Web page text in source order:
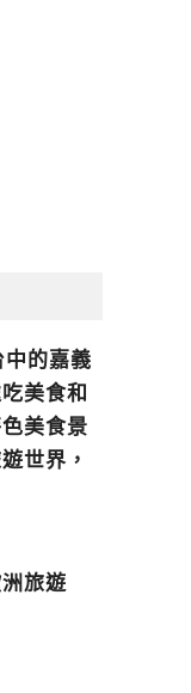
的嘉義
美食和
美食景
世界，
旅遊